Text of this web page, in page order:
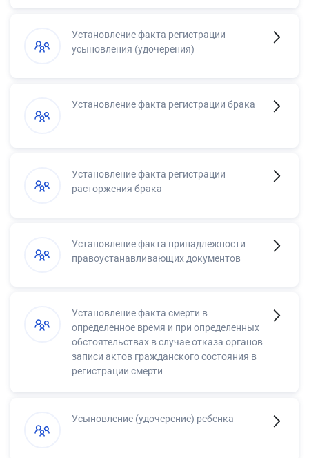
Установление факта регистрации
усыновления (удочерения)
Установление факта регистрации брака
Установление факта регистрации
расторжения брака
Установление факта принадлежности
правоустанавливающих документов
Установление факта смерти в
определенное время и при определенных
обстоятельствах в случае отказа органов
записи актов гражданского состояния в
регистрации смерти
Усыновление (удочерение) ребенка